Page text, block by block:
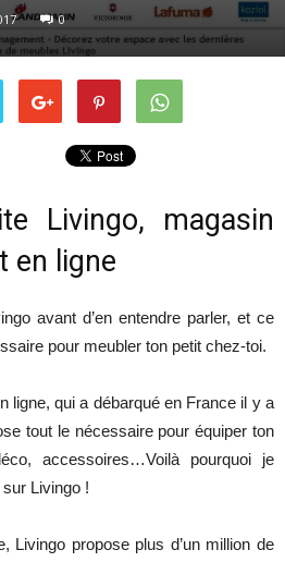
0
Livingo, magasin
en ligne
avant d’en entendre parler, et ce
pour meubler ton petit chez-toi.
ligne, qui a débarqué en France il y a
tout le nécessaire pour équiper ton
accessoires…Voilà pourquoi je
Livingo !
Livingo propose plus d’un million de